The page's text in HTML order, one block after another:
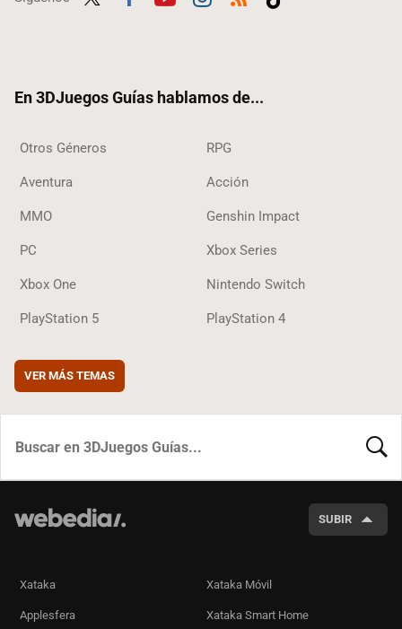
En 3DJuegos Guías hablamos de...
Otros Géneros RPG
Aventura Acción
MMO Genshin Impact
PC Xbox Series
Xbox One Nintendo Switch
PlayStation 5 PlayStation 4
VER MÁS TEMAS
SUBIR
Xataka Xataka Móvil
Applesfera Xataka Smart Home